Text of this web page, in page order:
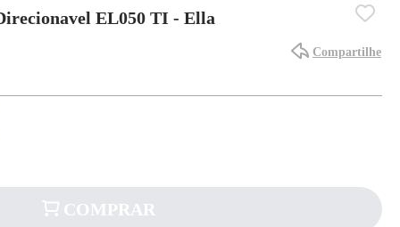
EL050 TI - Ella
Compartilhe
COMPRAR